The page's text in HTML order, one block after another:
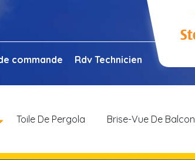
commande Rdv Technicien
Toile De Pergola Brise-Vue De Balcon